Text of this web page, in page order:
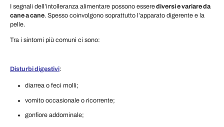
I segnali dell’intolleranza alimentare possono esserediversi e variare da
cane a cane. Spesso coinvolgono soprattutto l’apparato digerente e la
pelle.
Tra i sintomi più comuni ci sono:
Disturbi digestivi:
diarrea o feci molli;
vomito occasionale o ricorrente;
gonfiore addominale;